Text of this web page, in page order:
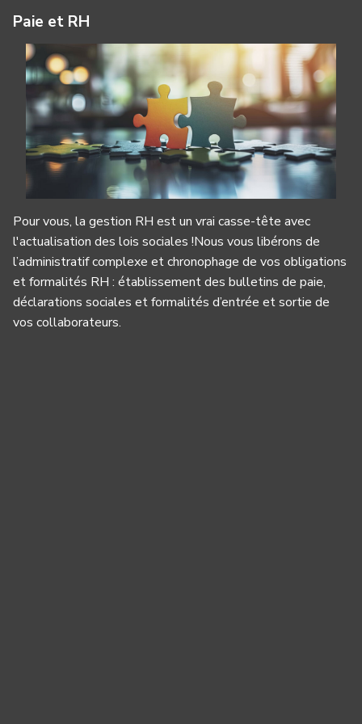
Paie et RH
Pour vous, la gestion RH est un vrai casse-tête avec
l'actualisation des lois sociales !Nous vous libérons de
l’administratif complexe et chronophage de vos obligations
et formalités RH : établissement des bulletins de paie,
déclarations sociales et formalités d’entrée et sortie de
vos collaborateurs.